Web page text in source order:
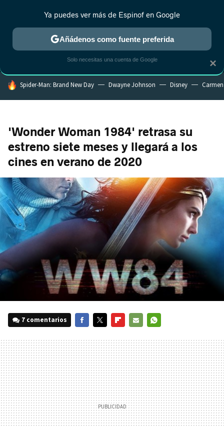
MENÚ NUEVO
ESTRENOS REALITY ANIME RANKINGS CINE
HOY SE HABLA DE
Spider-Man: Brand New Day Dwayne Johnson Disney
'Wonder Woman 1984' retrasa su
estreno siete meses y llegará a los
cines en verano de 2020
7 comentarios
MAIL
×
Ya puedes ver más de Espinof en Google
Añádenos como fuente preferida
Solo necesitas una cuenta de Google